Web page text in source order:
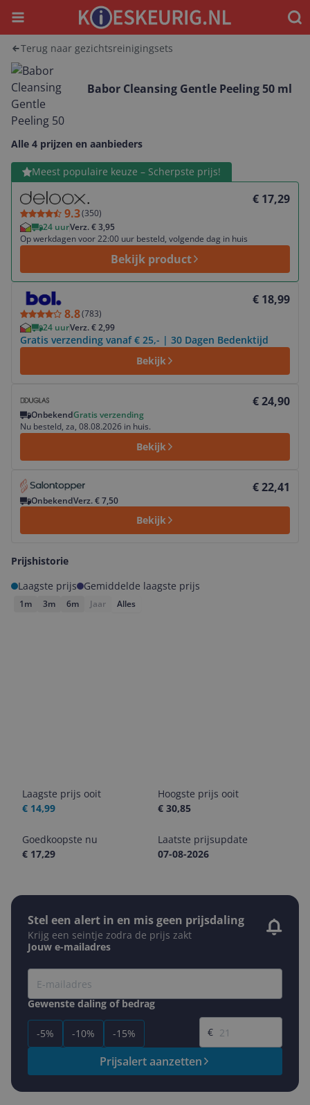
Menu
Terug naar gezichtsreinigingsets
Babor Cleansing Gentle Peeling 50 ml
Alle 4 prijzen en aanbieders
Meest populaire keuze – Scherpste prijs!
9.3(350)
€ 17,29
24 uurVerz. € 3,95
Op werkdagen voor 22:00 uur besteld, volgende dag in huis
Bekijk product
Bekijk product
8.8(783)
€ 18,99
24 uurVerz. € 2,99
Gratis verzending vanaf € 25,- | 30 Dagen Bedenktijd
Bekijk
Bekijk product
€ 24,90
OnbekendGratis verzending
Nu besteld, za, 08.08.2026 in huis.
Bekijk
€ 22,41
OnbekendVerz. € 7,50
Bekijk
Bekijk product
Prijshistorie
Laagste prijs
Gemiddelde laagste prijs
1m 3m 6m Jaar Alles
Laagste prijs ooit
€ 14,99
Hoogste prijs ooit
€ 30,85
Goedkoopste nu
€ 17,29
Laatste prijsupdate
07-08-2026
Stel een alert in en mis geen prijsdaling
Krijg een seintje zodra de prijs zakt
Jouw e-mailadres
Gewenste daling of bedrag
-5% -10% -15%
Gewenste prijs
€
Prijsalert aanzetten